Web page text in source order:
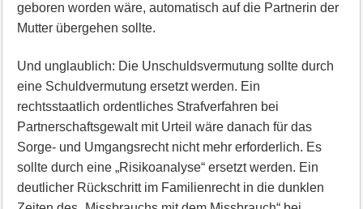
geboren worden wäre, automatisch auf die Partnerin der
Mutter übergehen sollte.
Und unglaublich: Die Unschuldsvermutung sollte durch
eine Schuldvermutung ersetzt werden. Ein
rechtsstaatlich ordentliches Strafverfahren bei
Partnerschaftsgewalt mit Urteil wäre danach für das
Sorge- und Umgangsrecht nicht mehr erforderlich. Es
sollte durch eine „Risikoanalyse“ ersetzt werden. Ein
deutlicher Rückschritt im Familienrecht in die dunklen